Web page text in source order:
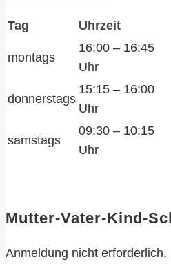
Tag Uhrzeit
montags
16:00 – 16:45
Uhr
donnerstags
15:15 – 16:00
Uhr
samstags
09:30 – 10:15
Uhr
Mutter-Vater-Kind-
Anmeldung nicht erforderlich,